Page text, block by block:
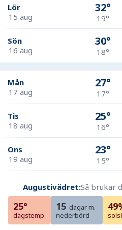
Lör
15 aug
32°
19°
Sön
16 aug
30°
18°
Mån
17 aug
27°
17°
Tis
18 aug
25°
16°
Ons
19 aug
23°
15°
Augustivädret:Så brukar
25°
dagstemp
15 dagar m.
nederbörd